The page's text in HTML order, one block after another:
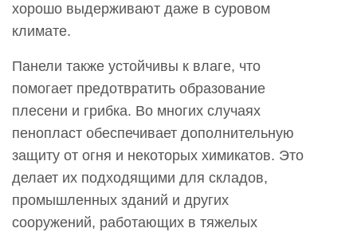
хорошо выдерживают даже в суровом
климате.
Панели также устойчивы к влаге, что
помогает предотвратить образование
плесени и грибка. Во многих случаях
пенопласт обеспечивает дополнительную
защиту от огня и некоторых химикатов. Это
делает их подходящими для складов,
промышленных зданий и других
сооружений, работающих в тяжелых